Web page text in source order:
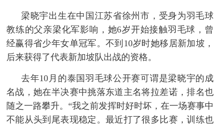
梁晓宇出生在中国江苏省徐州市，受身为羽毛球
教练的父亲梁化军影响，她6岁开始接触羽毛球，曾
经赢得省少年女单冠军。不到10岁时她移居新加坡，
后来获得了代表新加坡队出战的资格。
去年10月的泰国羽毛球公开赛可谓是梁晓宇的成
名战，她在半决赛中挑落东道主名将拉差诺，排名也
随之一路攀升。“我之前发挥时好时坏，在一场赛事中
不能从头到尾表现稳定。最近打了很多比赛，训练也